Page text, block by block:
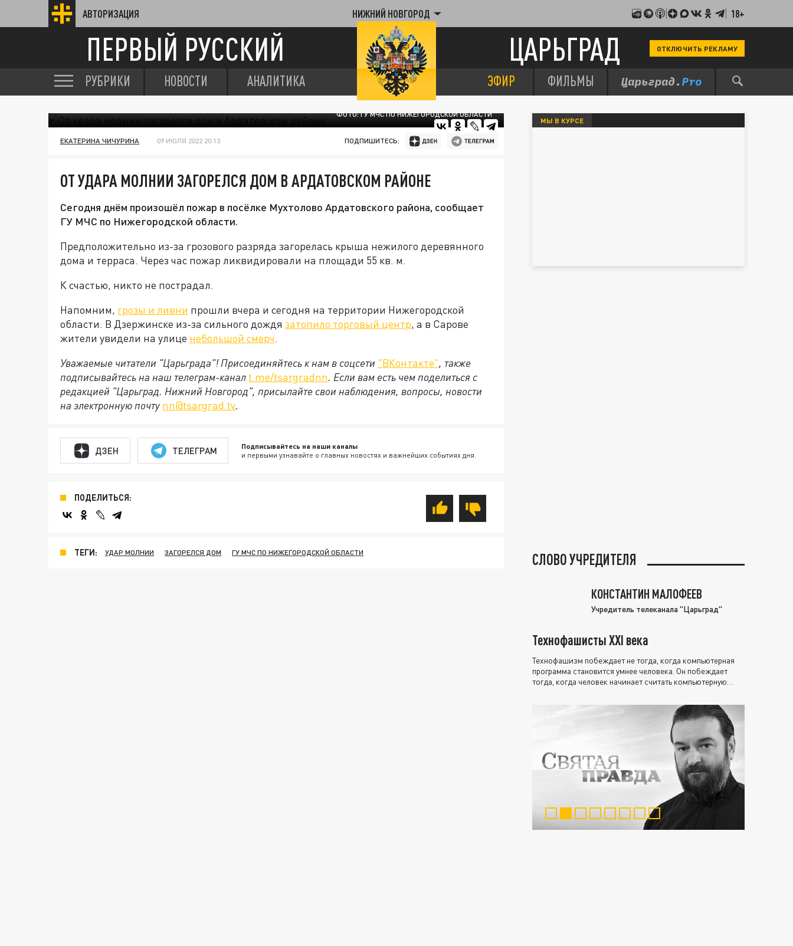
АВТОРИЗАЦИЯ НИЖНИЙ НОВГОРОД 18+
ПЕРВЫЙ РУССКИЙ ЦАРЬГРАД ОТКЛЮЧИТЬ РЕКЛАМУ
РУБРИКИ НОВОСТИ АНАЛИТИКА ЭФИР ФИЛЬМЫ
ФОТО: ГУ МЧС ПО НИЖЕГОРОДСКОЙ ОБЛАСТИ
ЕКАТЕРИНА ЧИЧУРИНА 09 ИЮЛЯ 2022 20:13 ПОДПИШИТЕСЬ:
ОТ УДАРА МОЛНИИ ЗАГОРЕЛСЯ ДОМ В АРДАТОВСКОМ РАЙОНЕ
Сегодня днём произошёл пожар в посёлке Мухтолово Ардатовского района, сообщает
ГУ МЧС по Нижегородской области.
Предположительно из-за грозового разряда загорелась крыша нежилого деревянного
дома и терраса. Через час пожар ликвидировали на площади 55 кв. м.
К счастью, никто не пострадал.
Напомним, грозы и ливни прошли вчера и сегодня на территории Нижегородской
области. В Дзержинске из-за сильного дождя затопило торговый центр, а в Сарове
жители увидели на улице небольшой смерч.
Уважаемые читатели "Царьграда"!Присоединяйтесь к нам в соцсети "ВКонтакте", также
подписывайтесь на наш телеграм-канал t.me/tsargradnn. Если вам есть чем поделиться с
редакцией "Царьград. Нижний Новгород", присылайте свои наблюдения, вопросы, новости
на электронную почту nn@tsargrad.tv.
ДЗЕН ТЕЛЕГРАМ Подписывайтесь на наши каналы
и первыми узнавайте о главных новостях и важнейших событиях дня.
ПОДЕЛИТЬСЯ:
ТЕГИ: УДАР МОЛНИИ ЗАГОРЕЛСЯ ДОМ ГУ МЧС ПО НИЖЕГОРОДСКОЙ ОБЛАСТИ
МЫ В КУРСЕ
СЛОВО УЧРЕДИТЕЛЯ
КОНСТАНТИН МАЛОФЕЕВ
Учредитель телеканала "Царьград"
Технофашисты XXI века
Технофашизм побеждает не тогда, когда компьютерная
программа становится умнее человека. Он побеждает
тогда, когда человек начинает считать компьютерную